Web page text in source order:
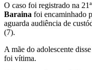
O caso foi registrado na
Baraina foi encaminhado
aguarda audiência de
(7).
A mãe do adolescente
foi vítima.